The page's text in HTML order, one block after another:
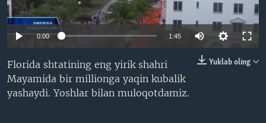
VIDEO
XABARLAR SURATLARDA
ODNOKLASSNIKI
TELEGRAM
SOUNDCLOUD
VOA
0:00 1:45
Yuklab oling
Florida shtatining eng yirik shahri
Mayamida bir millionga yaqin kubalik
yashaydi. Yoshlar bilan muloqotdamiz.